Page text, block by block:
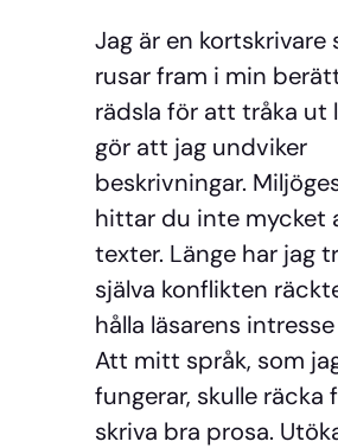
Jag är en kortskrivare
rusar fram i min
rädsla för att tråka ut
gör att jag undviker
beskrivningar.
hittar du inte mycket
texter. Länge har jag
själva konflikten
hålla läsarens
Att mitt språk, som
fungerar, skulle räcka
skriva bra prosa.